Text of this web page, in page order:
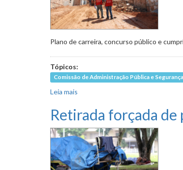
Plano de carreira, concurso público e
Tópicos:
Comissão de Administração Pública e
Leia mais
Retirada forçada de